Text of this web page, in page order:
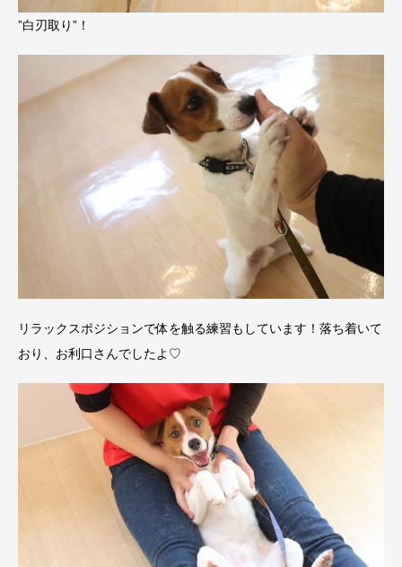
”白刃取り”！
リラックスポジションで体を触る練習もしています！落ち着いて
おり、お利口さんでしたよ♡